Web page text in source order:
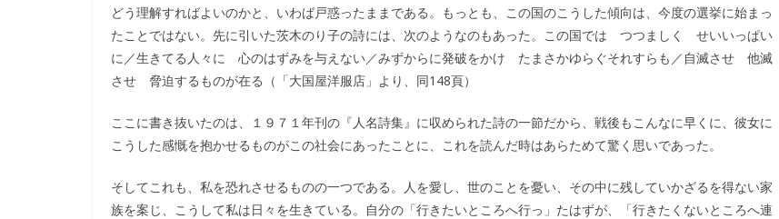
どう理解すればよいのかと、いわば戸惑ったままである。もっとも、この国のこうした傾向は、今度の選挙に始まっ
たことではない。先に引いた茨木のり子の詩には、次のようなのもあった。この国では つつましく せいいっぱい
に／生きてる人々に 心のはずみを与えない／みずからに発破をかけ たまさかゆらぐそれすらも／自滅させ 他滅
させ 脅迫するものが在る（「大国屋洋服店」より、同148頁）
ここに書き抜いたのは、１９７１年刊の『人名詩集』に収められた詩の一節だから、戦後もこんなに早くに、彼女に
こうした感慨を抱かせるものがこの社会にあったことに、これを読んだ時はあらためて驚く思いであった。
そしてこれも、私を恐れさせるものの一つである。人を愛し、世のことを憂い、その中に残していかざるを得ない家
族を案じ、こうして私は日々を生きている。自分の「行きたいところへ行っ」たはずが、「行きたくないところへ連